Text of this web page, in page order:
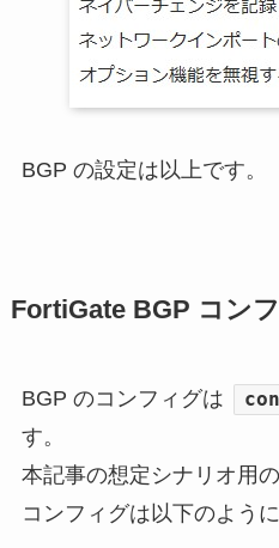
BGP の設定は以上です。
FortiGate BGP コン
BGP のコンフィグは
す。
本記事の想定シナリオ用
コンフィグは以下のように